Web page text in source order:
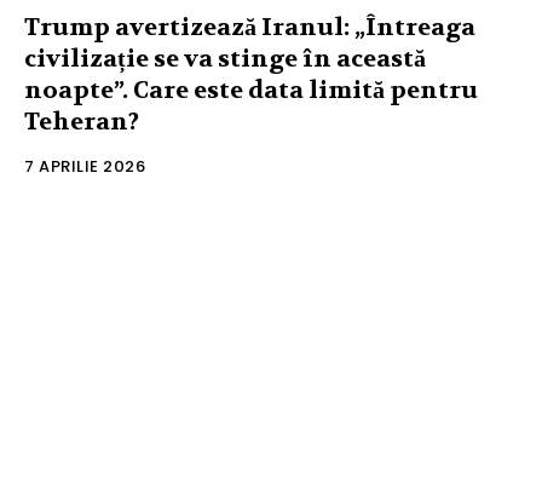
Trump avertizează Iranul: „Întreaga
civilizație se va stinge în această
noapte”. Care este data limită pentru
Teheran?
7 APRILIE 2026